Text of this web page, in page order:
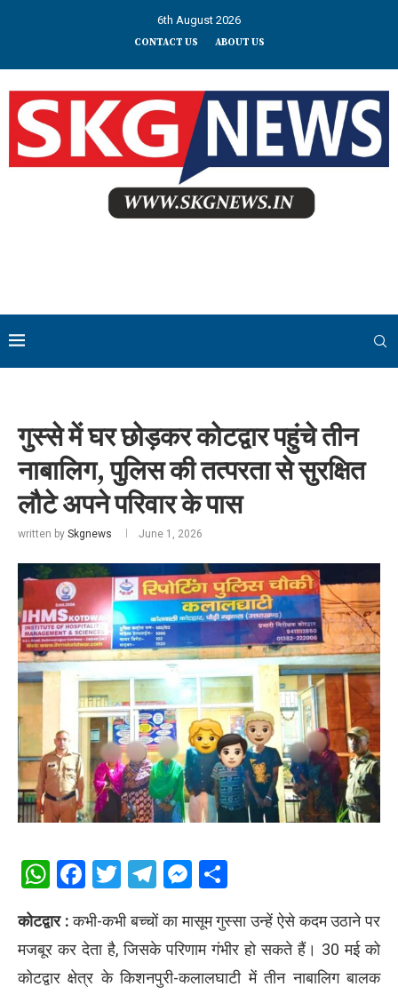
6th August 2026
CONTACT US ABOUT US
गुस्से में घर छोड़कर कोटद्वार पहुंचे तीन
नाबालिग, पुलिस की तत्परता से सुरक्षित
लौटे अपने परिवार के पास
written by Skgnews June 1, 2026
WhatsApp
Facebook
Twitter
Telegram
Messenger
कोटद्वार :कभी-कभी बच्चों का मासूम गुस्सा उन्हें ऐसे कदम उठाने पर
मजबूर कर देता है, जिसके परिणाम गंभीर हो सकते हैं। 30 मई को
कोटद्वार क्षेत्र के किशनपुरी-कलालघाटी में तीन नाबालिग बालक